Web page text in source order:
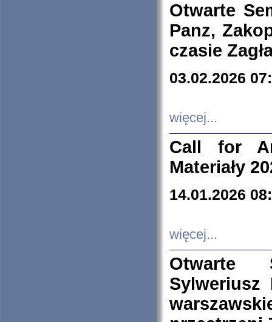
Otwarte
Panz,
czasie
03.02.2026
więcej...
Call for
Materiały
14.01.2026
więcej...
Otwarte
Sylweriusz